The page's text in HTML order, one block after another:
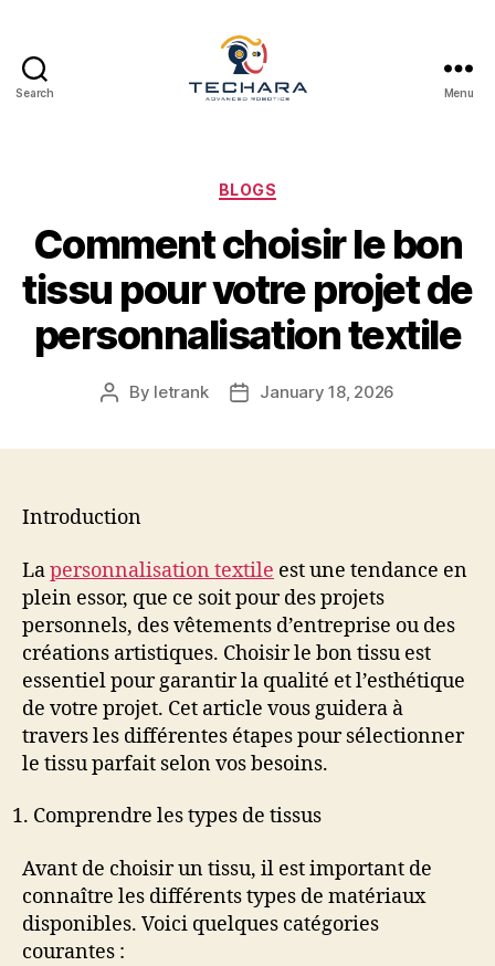
Search Menu
Categories
BLOGS
Comment choisir le bon
tissu pour votre projet de
personnalisation textile
Post
By letrank
PostJanuary 18, 2026
Introduction
Lapersonnalisation textile est une tendance en
plein essor, que ce soit pour des projets
personnels, des vêtements d’entreprise ou des
créations artistiques. Choisir le bon tissu est
essentiel pour garantir la qualité et l’esthétique
de votre projet. Cet article vous guidera à
travers les différentes étapes pour sélectionner
le tissu parfait selon vos besoins.
Comprendre les types de tissus
Avant de choisir un tissu, il est important de
connaître les différents types de matériaux
disponibles. Voici quelques catégories
courantes :